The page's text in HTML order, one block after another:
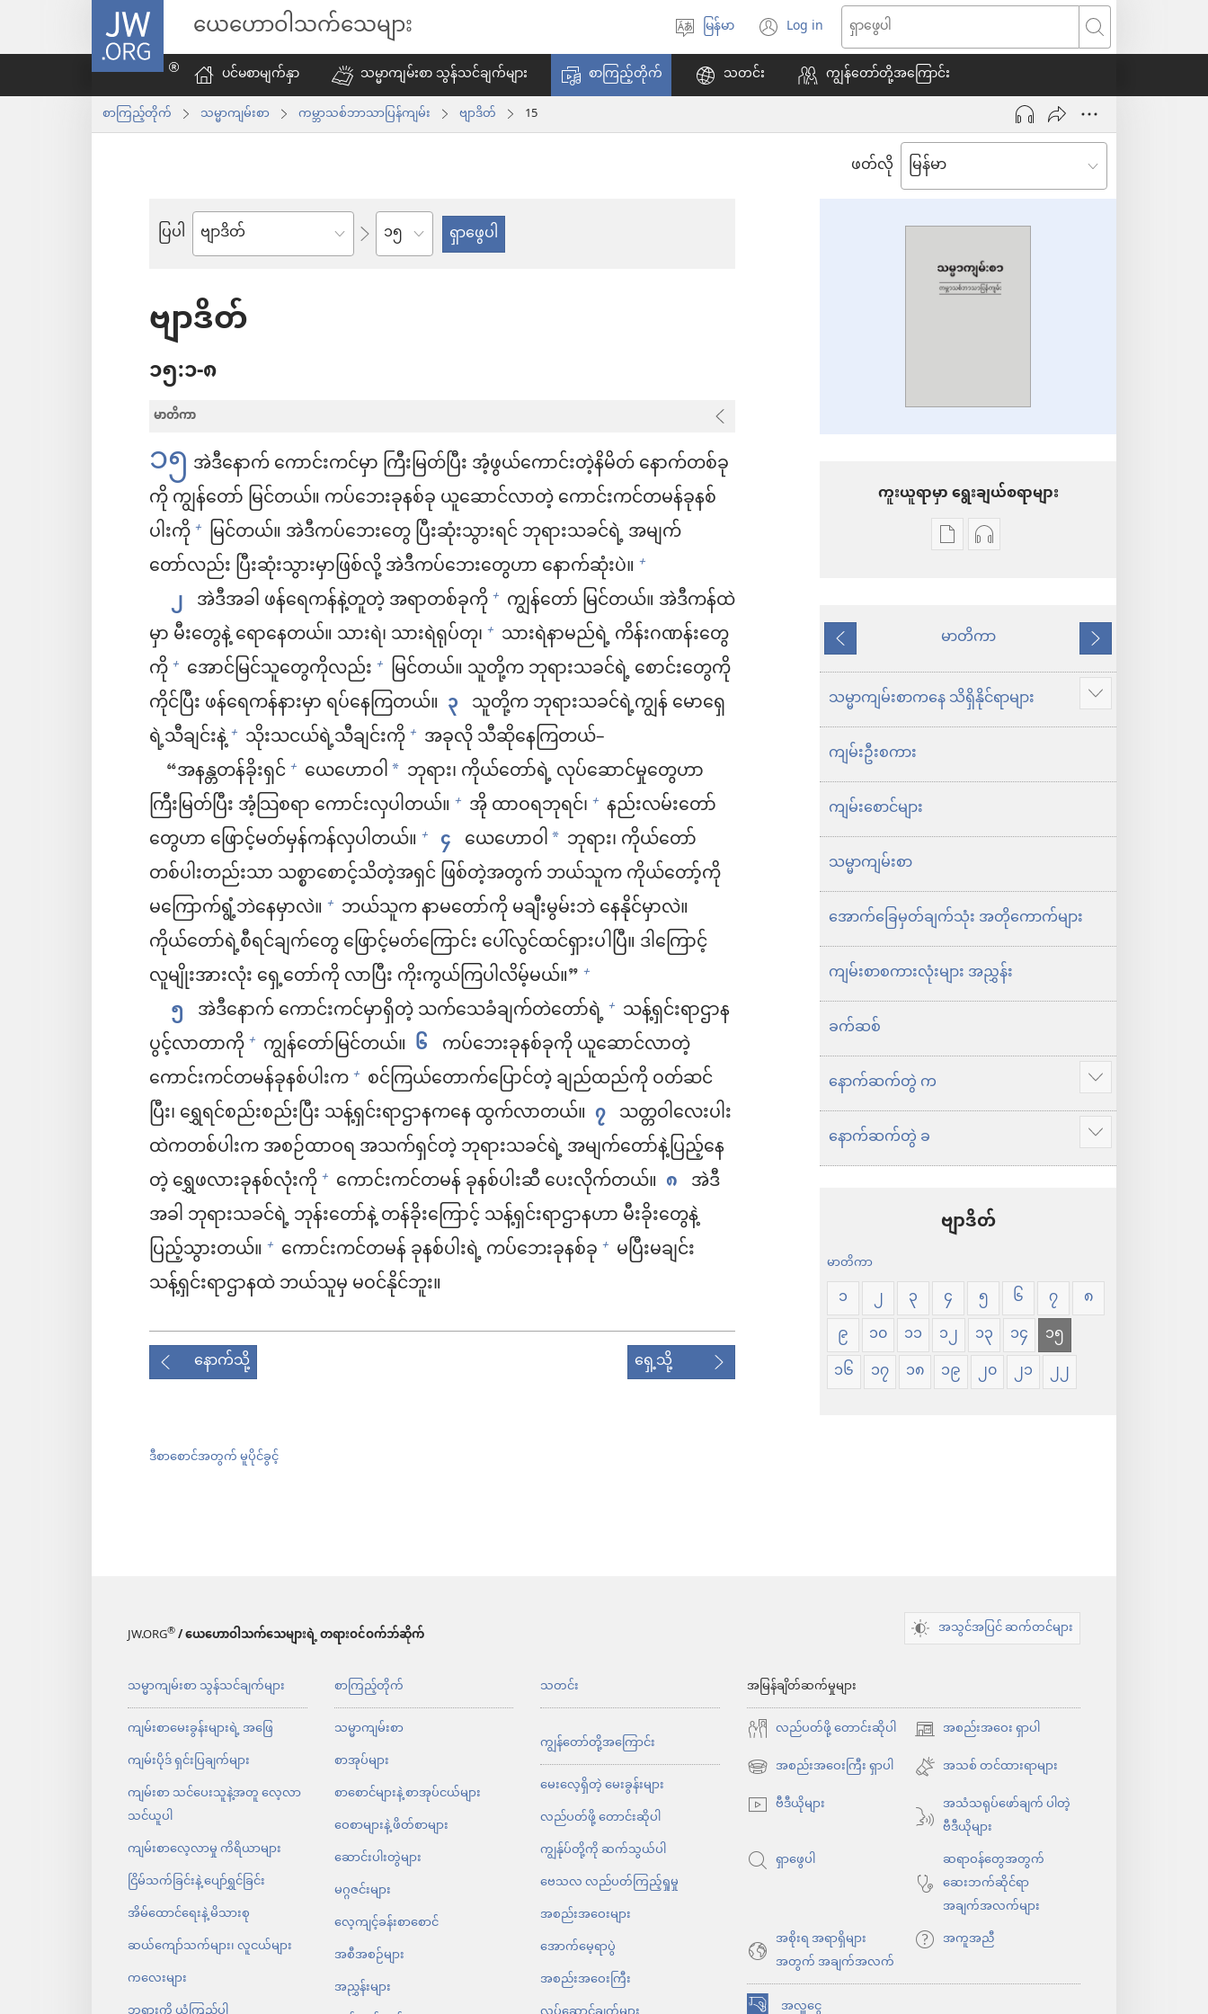
JW.ORG ယေဟောဝါသက်သေများ
ဘာသာစကား
ရွေးချယ်
ပါ
မြန်မာ Log in
(window
အသစ်
ဖွ
နေ
ရှာဖွေ
ပါ
ပင်မစာမျက်နှာ သမ္မာကျမ်းစာ သွန်သင်ချက်များ စာကြည့်တိုက် သတင်း ကျွန်တော်တို့အကြောင်း
စာကြည့်တိုက် သမ္မာကျမ်းစာ ကမ္ဘာသစ်ဘာသာပြန်ကျမ်း ဗျာဒိတ် 15
ဖတ်လို
ပြပါ
ကျမ်း
အခန်း
ဗျာဒိတ်
၁၅:၁-၈
မာတိကာ
၁၅ အဲဒီနောက် ကောင်းကင်မှာ ကြီးမြတ်ပြီး အံ့ဖွယ်ကောင်းတဲ့နိမိတ် နောက်တစ်ခု
ကို ကျွန်တော် မြင်တယ်။ ကပ်ဘေးခုနစ်ခု ယူဆောင်လာတဲ့ ကောင်းကင်တမန်ခုနစ်
ပါးကို+ မြင်တယ်။ အဲဒီကပ်ဘေးတွေ ပြီးဆုံးသွားရင် ဘုရားသခင်ရဲ့ အမျက်
တော်လည်း ပြီးဆုံးသွားမှာဖြစ်လို့ အဲဒီကပ်ဘေးတွေဟာ နောက်ဆုံးပဲ။ +
၂ အဲဒီအခါ ဖန်ရေကန်နဲ့တူတဲ့ အရာတစ်ခုကို+ ကျွန်တော် မြင်တယ်။ အဲဒီကန်ထဲ
မှာ မီးတွေနဲ့ ရောနေတယ်။ သားရဲ၊ သားရဲရုပ်တု၊ + သားရဲနာမည်ရဲ့ ကိန်းဂဏန်းတွေ
ကို+ အောင်မြင်သူတွေကိုလည်း + မြင်တယ်။ သူတို့က ဘုရားသခင်ရဲ့ စောင်းတွေကို
ကိုင်ပြီး ဖန်ရေကန်နားမှာ ရပ်နေကြတယ်။ ၃ သူတို့က ဘုရားသခင်ရဲ့ကျွန် မောရှေ
ရဲ့သီချင်းနဲ့+ သိုးသငယ်ရဲ့သီချင်းကို+ အခုလို သီဆိုနေကြတယ်–
“အနန္တတန်ခိုးရှင် + ယေဟောဝါ * ဘုရား၊ ကိုယ်တော်ရဲ့ လုပ်ဆောင်မှုတွေဟာ
ကြီးမြတ်ပြီး အံ့သြစရာ ကောင်းလှပါတယ်။ + အို ထာဝရဘုရင်၊ + နည်းလမ်းတော်
တွေဟာ ဖြောင့်မတ်မှန်ကန်လှပါတယ်။ + ၄ ယေဟောဝါ * ဘုရား၊ ကိုယ်တော်
တစ်ပါးတည်းသာ သစ္စာစောင့်သိတဲ့အရှင် ဖြစ်တဲ့အတွက် ဘယ်သူက ကိုယ်တော့်ကို
မကြောက်ရွံ့ဘဲနေမှာလဲ။ + ဘယ်သူက နာမတော်ကို မချီးမွမ်းဘဲ နေနိုင်မှာလဲ။
ကိုယ်တော်ရဲ့စီရင်ချက်တွေ ဖြောင့်မတ်ကြောင်း ပေါ်လွင်ထင်ရှားပါပြီ။ ဒါကြောင့်
လူမျိုးအားလုံး ရှေ့တော်ကို လာပြီး ကိုးကွယ်ကြပါလိမ့်မယ်။” +
၅ အဲဒီနောက် ကောင်းကင်မှာရှိတဲ့ သက်သေခံချက်တဲတော်ရဲ့+ သန့်ရှင်းရာဌာန
ပွင့်လာတာကို+ ကျွန်တော်မြင်တယ်။ ၆ ကပ်ဘေးခုနစ်ခုကို ယူဆောင်လာတဲ့
ကောင်းကင်တမန်ခုနစ်ပါးက+ စင်ကြယ်တောက်ပြောင်တဲ့ ချည်ထည်ကို ဝတ်ဆင်
ပြီး၊ ရွှေရင်စည်းစည်းပြီး သန့်ရှင်းရာဌာနကနေ ထွက်လာတယ်။ ၇ သတ္တဝါလေးပါး
ထဲကတစ်ပါးက အစဉ်ထာဝရ အသက်ရှင်တဲ့ ဘုရားသခင်ရဲ့ အမျက်တော်နဲ့ပြည့်နေ
တဲ့ ရွှေဖလားခုနစ်လုံးကို+ ကောင်းကင်တမန် ခုနစ်ပါးဆီ ပေးလိုက်တယ်။ ၈ အဲဒီ
အခါ ဘုရားသခင်ရဲ့ ဘုန်းတော်နဲ့ တန်ခိုးကြောင့် သန့်ရှင်းရာဌာနဟာ မီးခိုးတွေနဲ့
ပြည့်သွားတယ်။ + ကောင်းကင်တမန် ခုနစ်ပါးရဲ့ ကပ်ဘေးခုနစ်ခု + မပြီးမချင်း
သန့်ရှင်းရာဌာနထဲ ဘယ်သူမှ မဝင်နိုင်ဘူး။
နောက်သို့ ရှေ့သို့
ဒီစာစောင်အတွက် မူပိုင်ခွင့်
ကူးယူရာမှာ ရွေးချယ်စရာများ
စာပေ
ရာ
ရွေးချယ်
စရာ
သမ္မာကျမ်း
ကမ္ဘာ
ဘာသာ
ပြန်
ကျမ်း
အသံ
ယူ
မှာ
ရွေးချယ်
များ
စာ
သစ်
ဘာသာ
ပြန်
ကျမ်း
နောက်သို့ မာတိကာ
ရှေ့
သို့
သမ္မာကျမ်းစာကနေ သိရှိနိုင်ရာများ
ပို
ပြ
ကျမ်းဦးစကား
ကျမ်းစောင်များ
သမ္မာကျမ်းစာ
အောက်ခြေမှတ်ချက်သုံး အတိုကောက်များ
ကျမ်းစာစကားလုံးများ အညွှန်း
ခက်ဆစ်
နောက်ဆက်တွဲ က
ပို
ပြ
ပါ
နောက်ဆက်တွဲ ခ
ပို
ပြ
ဗျာဒိတ်
မာတိကာ
၁ ၂ ၃ ၄ ၅ ၆ ၇
၈
၉
၁၀ ၁၁ ၁၂ ၁၃ ၁၄ ၁၅
၁၆ ၁၇ ၁၈ ၁၉ ၂၀ ၂၁ ၂၂
JW.ORG®/ ယေဟောဝါသက်သေများရဲ့ တရားဝင်ဝက်ဘ်ဆိုက် အသွင်အပြင် ဆက်တင်များ
သမ္မာကျမ်းစာ သွန်သင်ချက်များ
ကျမ်းစာမေးခွန်းများရဲ့ အဖြေ
ကျမ်းပိုဒ် ရှင်းပြချက်များ
ကျမ်းစာ သင်ပေးသူနဲ့အတူ လေ့လာ
သင်ယူပါ
ကျမ်းစာလေ့လာမှု ကိရိယာများ
ငြိမ်သက်ခြင်းနဲ့ ပျော်ရွှင်ခြင်း
အိမ်ထောင်ရေးနဲ့ မိသားစု
ဆယ်ကျော်သက်များ၊ လူငယ်များ
ကလေးများ
စာကြည့်တိုက်
သမ္မာကျမ်းစာ
စာအုပ်များ
စာစောင်များနဲ့ စာအုပ်ငယ်များ
ဝေစာများနဲ့ ဖိတ်စာများ
ဆောင်းပါးတွဲများ
မဂ္ဂဇင်းများ
လေ့ကျင့်ခန်းစာစောင်
အစီအစဉ်များ
အညွှန်းများ
သတင်း
ကျွန်တော်တို့အကြောင်း
မေးလေ့ရှိတဲ့ မေးခွန်းများ
လည်ပတ်ဖို့ တောင်းဆိုပါ
ကျွန်ုပ်တို့ကို ဆက်သွယ်ပါ
ဗေသလ လည်ပတ်ကြည့်ရှုမှု
အစည်းအဝေးများ
အောက်မေ့ရာပွဲ
အစည်းအဝေးကြီး
အမြန်ချိတ်ဆက်မှုများ
လည်ပတ်ဖို့ တောင်းဆိုပါ
အစည်းအဝေး ရှာပါ
(window
အသစ်
င့်
နေ
တယ်)
အစည်းအဝေးကြီး ရှာပါ
(window
အသစ်
င့်
နေ
အသစ် တင်ထားရာများ
ဗီဒီယိုများ
အသံသရုပ်ဖော်ချက် ပါတဲ့
ဗီဒီယိုများ
ရှာဖွေပါ
ဆရာဝန်တွေအတွက်
ဆေးဘက်ဆိုင်ရာ
အချက်အလက်များ
အစိုးရ အရာရှိများ
အတွက် အချက်အလက်
အကူအညီ
အလှူငွေ